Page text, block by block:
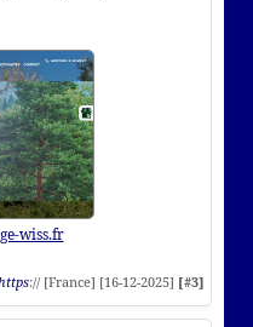
wiss.fr
:// [France] [16-12-2025] [#3]